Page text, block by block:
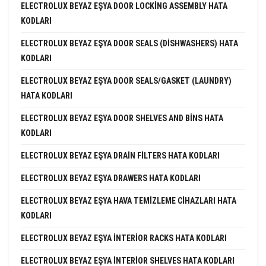
ELECTROLUX BEYAZ EŞYA DOOR LOCKING ASSEMBLY HATA
KODLARI
ELECTROLUX BEYAZ EŞYA DOOR SEALS (DISHWASHERS) HATA
KODLARI
ELECTROLUX BEYAZ EŞYA DOOR SEALS/GASKET (LAUNDRY)
HATA KODLARI
ELECTROLUX BEYAZ EŞYA DOOR SHELVES AND BINS HATA
KODLARI
ELECTROLUX BEYAZ EŞYA DRAIN FILTERS HATA KODLARI
ELECTROLUX BEYAZ EŞYA DRAWERS HATA KODLARI
ELECTROLUX BEYAZ EŞYA HAVA TEMIZLEME CIHAZLARI HATA
KODLARI
ELECTROLUX BEYAZ EŞYA INTERIOR RACKS HATA KODLARI
ELECTROLUX BEYAZ EŞYA INTERIOR SHELVES HATA KODLARI